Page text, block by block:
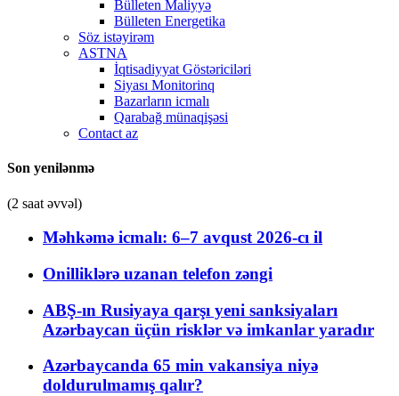
Bülleten Maliyyə
Bülleten Energetika
Söz istəyirəm
ASTNA
İqtisadiyyat Göstəriciləri
Siyası Monitorinq
Bazarların icmalı
Qarabağ münaqişəsi
Contact az
Son yenilənmə
(2 saat əvvəl)
Məhkəmə icmalı: 6–7 avqust 2026-cı il
Onilliklərə uzanan telefon zəngi
ABŞ-ın Rusiyaya qarşı yeni sanksiyaları
Azərbaycan üçün risklər və imkanlar yaradır
Azərbaycanda 65 min vakansiya niyə
doldurulmamış qalır?